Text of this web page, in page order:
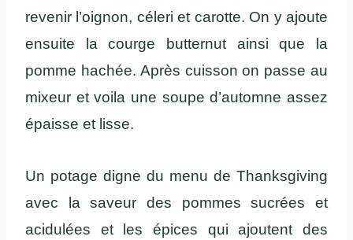
revenir l’oignon, céleri et carotte. On y ajoute
ensuite la courge butternut ainsi que la
pomme hachée. Après cuisson on passe au
mixeur et voila une soupe d’automne assez
épaisse et lisse.
Un potage digne du menu de Thanksgiving
avec la saveur des pommes sucrées et
acidulées et les épices qui ajoutent des